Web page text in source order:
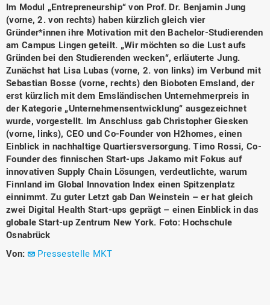
Im Modul „Entrepreneurship“ von Prof. Dr. Benjamin Jung
(vorne, 2. von rechts) haben kürzlich gleich vier
Gründer*innen ihre Motivation mit den Bachelor-Studierenden
am Campus Lingen geteilt. „Wir möchten so die Lust aufs
Gründen bei den Studierenden wecken“, erläuterte Jung.
Zunächst hat Lisa Lubas (vorne, 2. von links) im Verbund mit
Sebastian Bosse (vorne, rechts) den Bioboten Emsland, der
erst kürzlich mit dem Emsländischen Unternehmerpreis in
der Kategorie „Unternehmensentwicklung“ ausgezeichnet
wurde, vorgestellt. Im Anschluss gab Christopher Giesken
(vorne, links), CEO und Co-Founder von H2homes, einen
Einblick in nachhaltige Quartiersversorgung. Timo Rossi, Co-
Founder des finnischen Start-ups Jakamo mit Fokus auf
innovativen Supply Chain Lösungen, verdeutlichte, warum
Finnland im Global Innovation Index einen Spitzenplatz
einnimmt. Zu guter Letzt gab Dan Weinstein – er hat gleich
zwei Digital Health Start-ups geprägt – einen Einblick in das
globale Start-up Zentrum New York. Foto: Hochschule
Osnabrück
Von:
Pressestelle MKT